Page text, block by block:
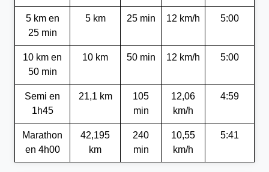
5 km en
25 min
5 km 25 min 12 km/h 5:00
10 km en
50 min
10 km 50 min 12 km/h 5:00
Semi en
1h45
21,1 km
105
min
12,06
km/h
4:59
Marathon
en 4h00
42,195
km
240
min
10,55
km/h
5:41